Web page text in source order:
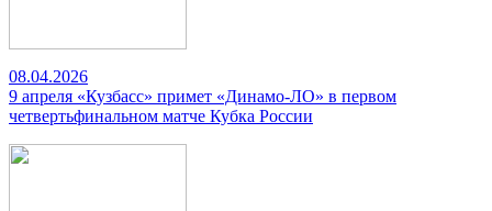
08.04.2026
9 апреля «Кузбасс» примет «Динамо-ЛО» в первом
четвертьфинальном матче Кубка России